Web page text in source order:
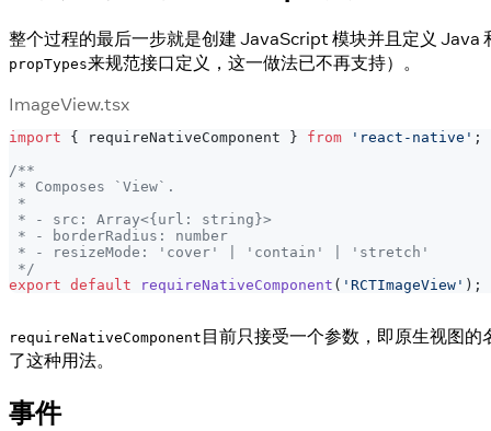
整个过程的最后一步就是创建 JavaScript 模块并且定义
propTypes来规范接口定义，这一做法已不再支持）。
ImageView.tsx
import { requireNativeComponent } from 'react-native' ;
/**
* Composes `View`.
*
* - src: Array<{url: string}>
* - borderRadius: number
* - resizeMode: 'cover' | 'contain' | 'stretch'
*/
export default requireNativeComponent ( 'RCTImageView' ) ;
requireNativeComponent 目前只接受一个参数，即原生视图
了这种用法。
事件